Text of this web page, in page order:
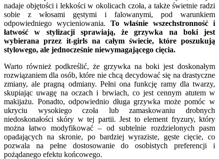
nadaje objętości i lekkości w okolicach czoła, a także świetnie radzi
sobie z włosami gęstymi i falowanymi, pod warunkiem
odpowiedniego wycieniowania. To właśnie wszechstronność i
łatwość w stylizacji sprawiają, że grzywka na boki jest
wybierana przez it-girls na całym świecie, które poszukują
stylowego, ale jednocześnie niewymagającego cięcia.
Warto również podkreślić, że grzywka na boki jest doskonałym
rozwiązaniem dla osób, które nie chcą decydować się na drastyczne
zmiany, ale pragną odmiany. Pełni ona funkcję ramy dla twarzy,
skupiając uwagę na oczach i brwiach, co jest cennym atutem w
makijażu. Ponadto, odpowiednio długa grzywka może pomóc w
ukryciu wysokiego czoła lub zamaskowaniu drobnych
niedoskonałości skóry w tej partii. Jest to element fryzury, który
można łatwo modyfikować – od subtelnie rozdzielonych pasm
opadających na skronie, po bardziej wyraziste, gęste cięcie, co
pozwala na pełne dostosowanie do osobistych preferencji i
pożądanego efektu końcowego.